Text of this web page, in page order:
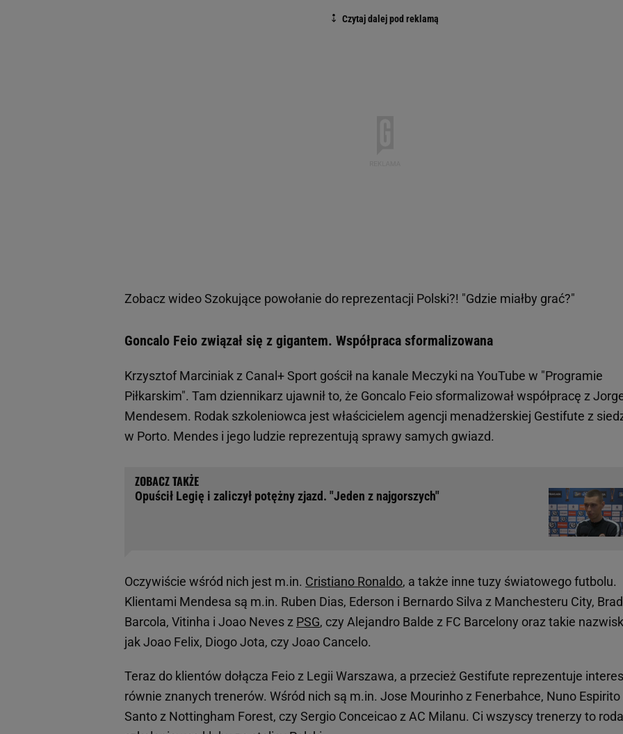
Zobacz wideoSzokujące powołanie do reprezentacji Polski?! "Gdzie miałby grać?"
Goncalo Feio związał się z gigantem. Współpraca sformalizowana
Krzysztof Marciniak z Canal+ Sport gościł na kanale Meczyki na YouTube w "Programie
Piłkarskim". Tam dziennikarz ujawnił to, że Goncalo Feio sformalizował współpracę z
Mendesem. Rodak szkoleniowca jest właścicielem agencji menadżerskiej Gestifute z
w Porto. Mendes i jego ludzie reprezentują sprawy samych gwiazd.
Opuścił Legię i zaliczył potężny zjazd. "Jeden z najgorszych"
Oczywiście wśród nich jest m.in. Cristiano Ronaldo, a także inne tuzy światowego futbolu.
Klientami Mendesa są m.in. Ruben Dias, Ederson i Bernardo Silva z Manchesteru City,
Barcola, Vitinha i Joao Neves z PSG, czy Alejandro Balde z FC Barcelony oraz takie
jak Joao Felix, Diogo Jota, czy Joao Cancelo.
Teraz do klientów dołącza Feio z Legii Warszawa, a przecież Gestifute reprezentuje
równie znanych trenerów. Wśród nich są m.in. Jose Mourinho z Fenerbahce, Nuno Espirito
Santo z Nottingham Forest, czy Sergio Conceicao z AC Milanu. Ci wszyscy trenerzy to